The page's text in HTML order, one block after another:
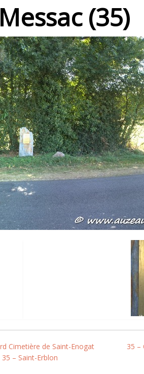
(35)
Cimetière de Saint-Enogat 35 –
35 – Saint-Erblon